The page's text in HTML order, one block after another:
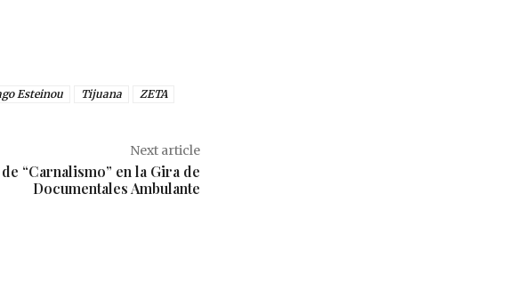
Esteinou Tijuana ZETA
Next article
“Carnalismo” en la Gira de
Documentales Ambulante